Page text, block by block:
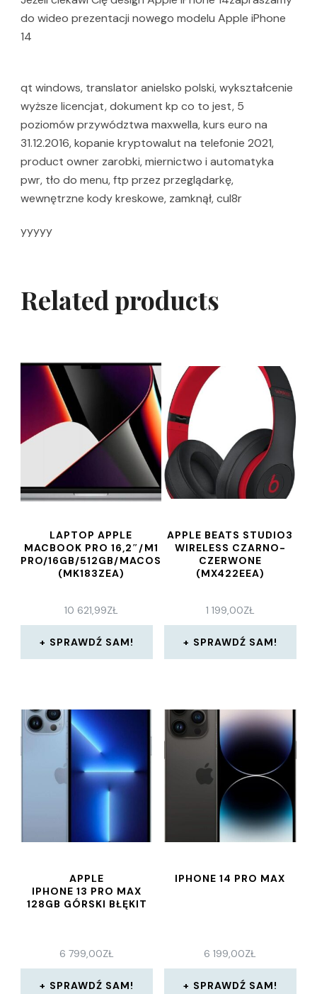
do wideo prezentacji nowego modelu Apple iPhone
14
qt windows, translator anielsko polski, wykształcenie
wyższe licencjat, dokument kp co to jest, 5
poziomów przywództwa maxwella, kurs euro na
31.12.2016, kopanie kryptowalut na telefonie 2021,
product owner zarobki, miernictwo i automatyka
pwr, tło do menu, ftp przez przeglądarkę,
wewnętrzne kody kreskowe, zamknął, cul8r
yyyyy
Related products
LAPTOP APPLE
MACBOOK PRO 16,2″/M1
PRO/16GB/512GB/MACOS
(MK183ZEA)
10 621,99ZŁ
SPRAWDŹ SAM!
APPLE BEATS STUDIO3
WIRELESS CZARNO-
CZERWONE
(MX422EEA)
1 199,00ZŁ
SPRAWDŹ SAM!
APPLE
IPHONE 13 PRO MAX
128GB GÓRSKI BŁĘKIT
6 799,00ZŁ
SPRAWDŹ SAM!
IPHONE 14 PRO MAX
6 199,00ZŁ
SPRAWDŹ SAM!